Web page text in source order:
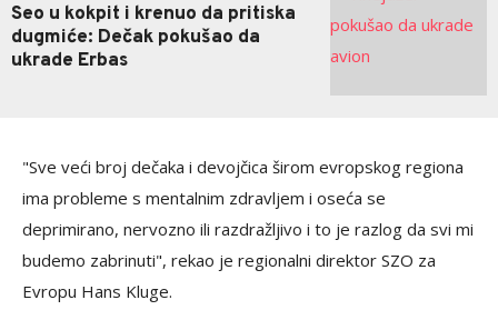
Seo u kokpit i krenuo da pritiska
dugmiće: Dečak pokušao da
ukrade Erbas
"Sve veći broj dečaka i devojčica širom evropskog regiona
ima probleme s mentalnim zdravljem i oseća se
deprimirano, nervozno ili razdražljivo i to je razlog da svi mi
budemo zabrinuti", rekao je regionalni direktor SZO za
Evropu Hans Kluge.